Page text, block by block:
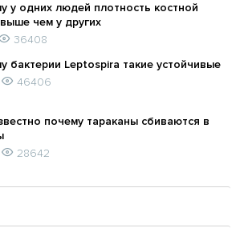
у одних людей плотность костной
чем у других
36408
бактерии Leptospira такие устойчивые
46406
почему тараканы сбиваются в
28642